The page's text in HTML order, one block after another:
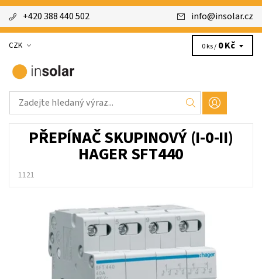
+420 388 440 502 info@insolar.cz
CZK 0 ks / 0 Kč
PŘEPÍNAČ SKUPINOVÝ (I-0-II)
HAGER SFT440
1121